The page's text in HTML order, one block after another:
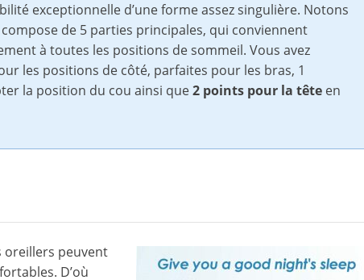
exceptionnelle d’une forme assez singulière. Notons
compose de 5 parties principales, qui conviennent
à toutes les positions de sommeil. Vous avez
les positions de côté, parfaites pour les bras, 1
la position du cou ainsi que2 points pour la tête en
oreillers peuvent
D’où